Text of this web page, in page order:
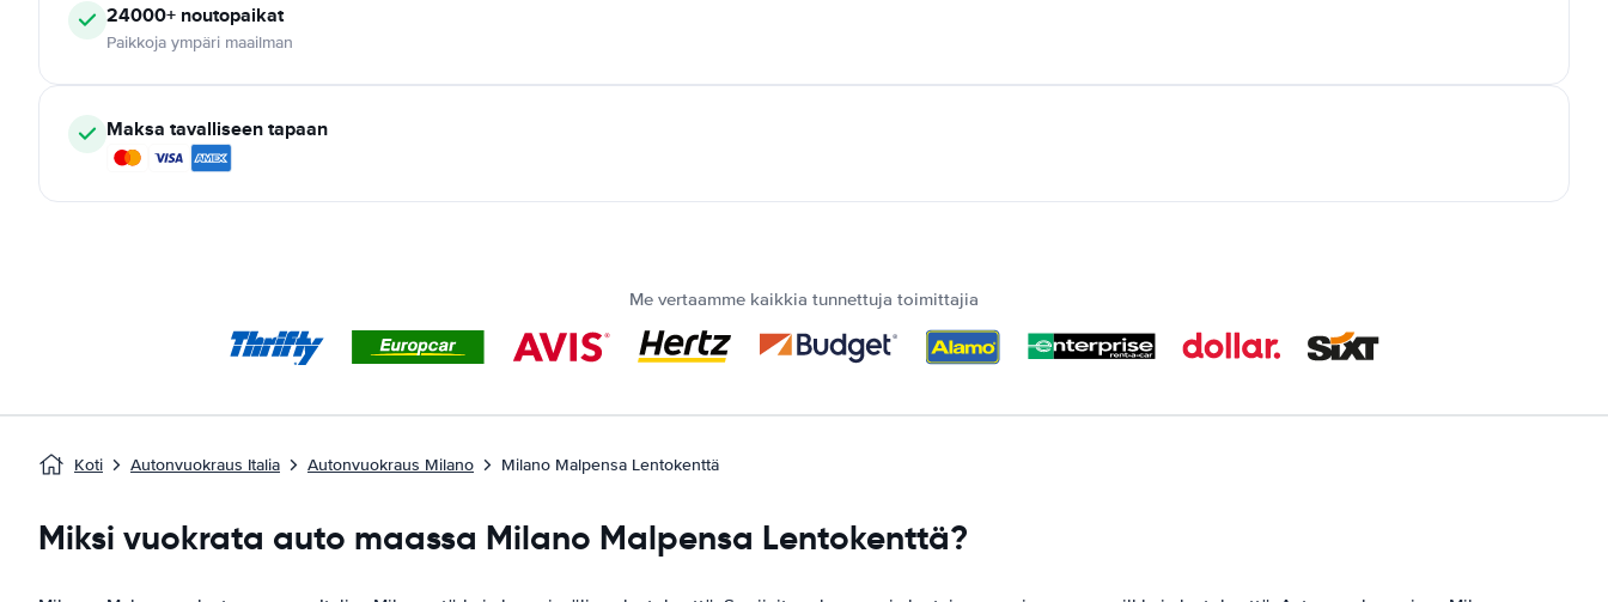
24000+ noutopaikat
Paikkoja ympäri maailman
Maksa tavalliseen tapaan
Me vertaamme kaikkia tunnettuja toimittajia
Koti Autonvuokraus Italia Autonvuokraus Milano Milano Malpensa Lentokenttä
Miksi vuokrata auto maassa Milano Malpensa Lentokenttä?